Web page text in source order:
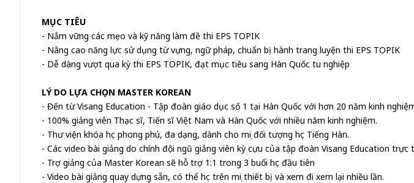
MỤC TIÊU
- Nắm vững các mẹo và kỹ năng làm đề thi EPS TOPIK
- Nâng cao năng lực sử dụng từ vựng, ngữ pháp, chuẩn bị hành trang luyện thi EPS TOPIK
- Dễ dàng vượt qua kỳ thi EPS TOPIK, đạt mục tiêu sang Hàn Quốc tu nghiệp
LÝ DO LỰA CHỌN MASTER KOREAN
- Đến từ Visang Education - Tập đoàn giáo dục số 1 tại Hàn Quốc với hơn 20 năm kinh
- 100% giảng viên Thạc sĩ, Tiến sĩ Việt Nam và Hàn Quốc với nhiều năm kinh nghiệm.
- Thư viện khóa học phong phú, đa dạng, dành cho mọi đối tượng học Tiếng Hàn.
- Các video bài giảng do chính đội ngũ giảng viên kỳ cựu của tập đoàn Visang Education trực
- Trợ giảng của Master Korean sẽ hỗ trợ 1:1 trong 3 buổi học đầu tiên
- Video bài giảng quay dựng sẵn, có thể học trên mọi thiết bị và xem đi xem lại nhiều lần.